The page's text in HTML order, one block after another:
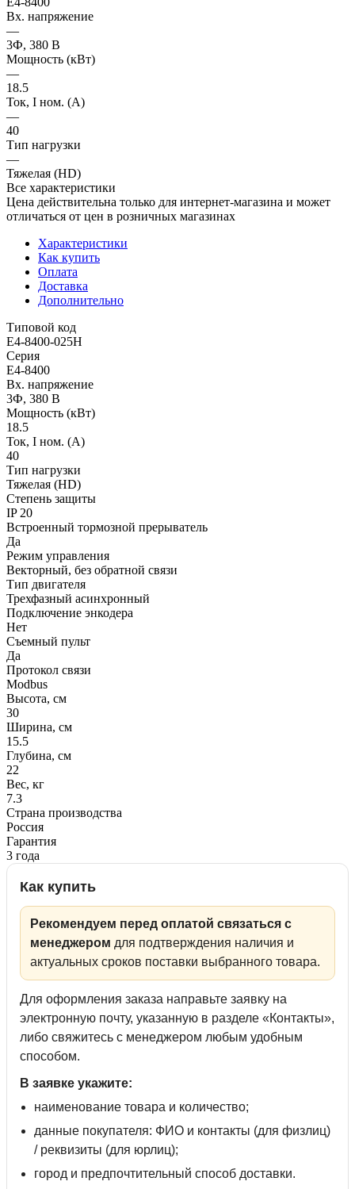
Вх. напряжение
—
3Ф, 380 В
Мощность (кВт)
—
18.5
Ток, I ном. (А)
—
40
Тип нагрузки
—
Тяжелая (HD)
Все характеристики
Цена действительна только для интернет-магазина и может
отличаться от цен в розничных магазинах
Характеристики
Как купить
Оплата
Доставка
Дополнительно
Типовой код
E4-8400-025Н
Серия
E4-8400
Вх. напряжение
3Ф, 380 В
Мощность (кВт)
18.5
Ток, I ном. (А)
40
Тип нагрузки
Тяжелая (HD)
Степень защиты
IP 20
Встроенный тормозной прерыватель
Да
Режим управления
Векторный, без обратной связи
Тип двигателя
Трехфазный асинхронный
Подключение энкодера
Нет
Съемный пульт
Да
Протокол связи
Modbus
Высота, см
30
Ширина, см
15.5
Глубина, см
22
Вес, кг
7.3
Страна производства
Россия
Гарантия
3 года
Как купить
Рекомендуем перед оплатой связаться с
менеджером для подтверждения наличия и
актуальных сроков поставки выбранного товара.
Для оформления заказа направьте заявку на
электронную почту, указанную в разделе «Контакты»,
либо свяжитесь с менеджером любым удобным
способом.
В заявке укажите:
наименование товара и количество;
данные покупателя: ФИО и контакты (для физлиц)
/ реквизиты (для юрлиц);
город и предпочтительный способ доставки.